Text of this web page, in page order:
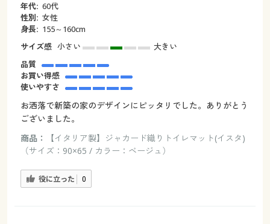
年代: 60代
性別: 女性
身長: 155～160cm
サイズ感 小さい
大きい
品質
お買い得感
使いやすさ
お洒落で新築の家のデザインにピッタリでした。ありがとう
ございました。
商品：
【イタリア製】ジャカード織りトイレマット(イスタ)
（サイズ：90×65 / カラー：ベージュ）
役に立った 0